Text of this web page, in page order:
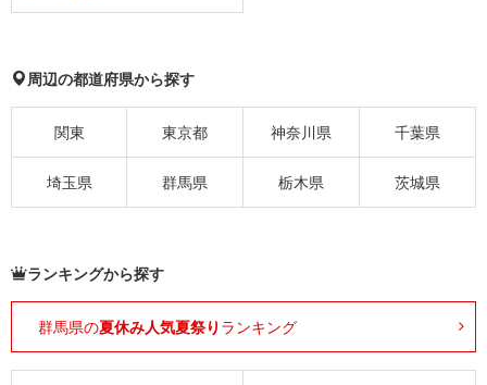
周辺の都道府県から探す
関東 東京都 神奈川県 千葉県
埼玉県 群馬県 栃木県 茨城県
ランキングから探す
群馬県の夏休み人気夏祭り ランキング